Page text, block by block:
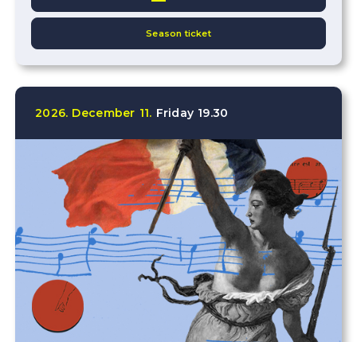
Season ticket
2026. December 11. Friday 19.30